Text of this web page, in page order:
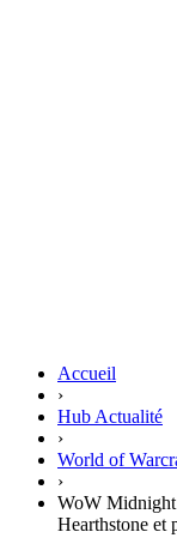
Accueil
›
Hub Actualité
›
World of
›
WoW Midnight
Hearthstone et